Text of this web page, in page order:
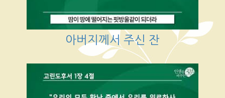
아버지께서 주신 잔